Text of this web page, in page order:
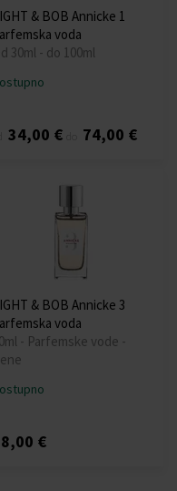
& BOB Annicke 1
voda
30ml - do 100ml
34,00 € 74,00 €
& BOB Annicke 3
voda
- Parfemske vode -
€